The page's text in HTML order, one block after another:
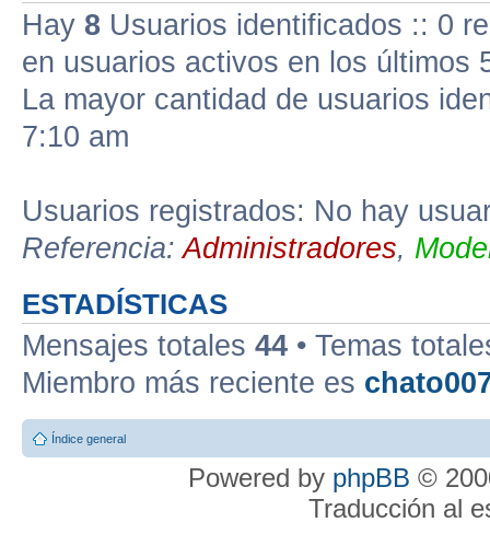
Hay 8 Usuarios identificados :: 0
en usuarios activos en los últimos
La mayor cantidad de usuarios
7:10 am
Usuarios registrados: No hay
Referencia:Administradores,
ESTADÍSTICAS
Mensajes totales 44 • Temas
Miembro más reciente es
Índice general
Powered by phpBB ©
Traducción al